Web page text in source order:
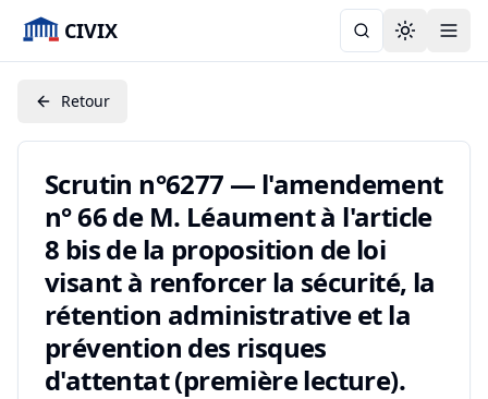
CIVIX Toggle
Retour
Scrutin n°6277 — l'amendement
n° 66 de M. Léaument à l'article
8 bis de la proposition de loi
visant à renforcer la sécurité, la
rétention administrative et la
prévention des risques
d'attentat (première lecture).